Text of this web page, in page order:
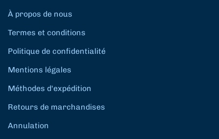
À propos de nous
Termes et conditions
Politique de confidentialité
Mentions légales
Méthodes d'expédition
Retours de marchandises
Annulation